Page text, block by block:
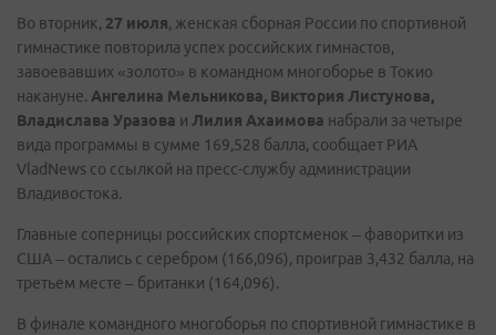
Во вторник, 27 июля, женская сборная России по спортивной
гимнастике повторила успех российских гимнастов,
завоевавших «золото» в командном многоборье в Токио
накануне. Ангелина Мельникова, Виктория Листунова,
Владислава Уразова и Лилия Ахаимова набрали за четыре
вида программы в сумме 169,528 балла, сообщает РИА
VladNews со ссылкой на пресс-службу администрации
Владивостока.
Главные соперницы российских спортсменок – фаворитки из
США – остались с серебром (166,096), проиграв 3,432 балла, на
третьем месте – британки (164,096).
В финале командного многоборья по спортивной гимнастике в